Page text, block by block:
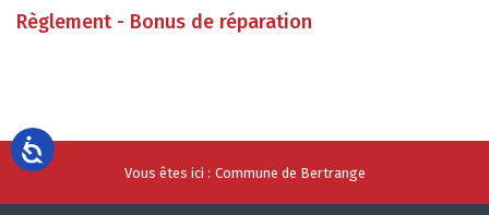
Règlement - Bonus de réparation
Vous êtes ici : Commune de Bertrange